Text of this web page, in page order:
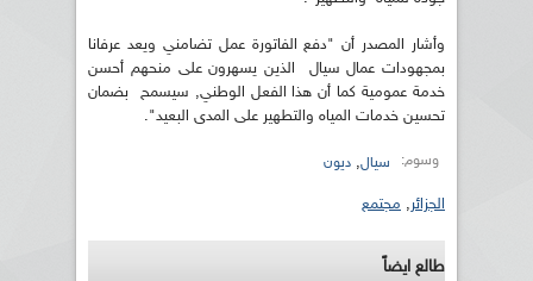
وأشار المصدر أن "دفع الفاتورة عمل تضامني ويعد عرفانا
بمجهودات عمال سيال الذين يسهرون على منحهم أحسن
خدمة عمومية كما أن هذا الفعل الوطني, سيسمح بضمان
تحسين خدمات المياه والتطهير على المدى البعيد".
وسوم: سيال, ديون
الجزائر, مجتمع
طالع ايضاً